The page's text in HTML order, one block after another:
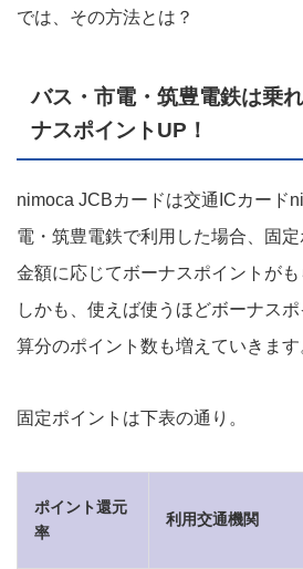
では、その方法とは？
バス・市電・筑豊電鉄は乗
ナスポイントUP！
nimoca JCBカードは交通ICカード
電・筑豊電鉄で利用した場合、固
金額に応じてボーナスポイントがも
しかも、使えば使うほどボーナス
算分のポイント数も増えていきます
固定ポイントは下表の通り。
ポイント還元
率
利用交通機関